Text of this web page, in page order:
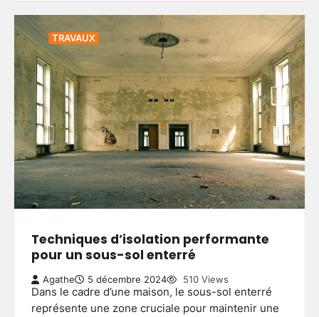
TRAVAUX
Techniques d’isolation performante
pour un sous-sol enterré
Agathe 5 décembre 2024 510 Views
Dans le cadre d’une maison, le sous-sol enterré
représente une zone cruciale pour maintenir une